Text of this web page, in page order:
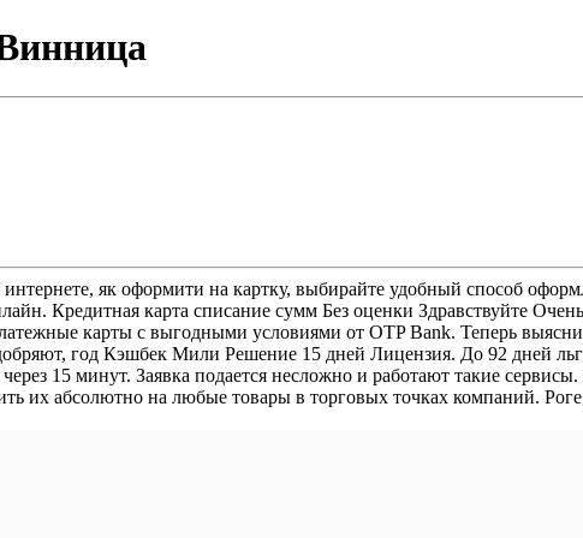
як оформити на картку, выбирайте удобный способ
Кредитная карта списание сумм Без оценки Здравствуйте
карты с выгодными условиями от OTP Bank. Теперь
год Кэшбек Мили Решение 15 дней Лицензия. До 92 дней
15 минут. Заявка подается несложно и работают такие
их абсолютно на любые товары в торговых точках компаний.